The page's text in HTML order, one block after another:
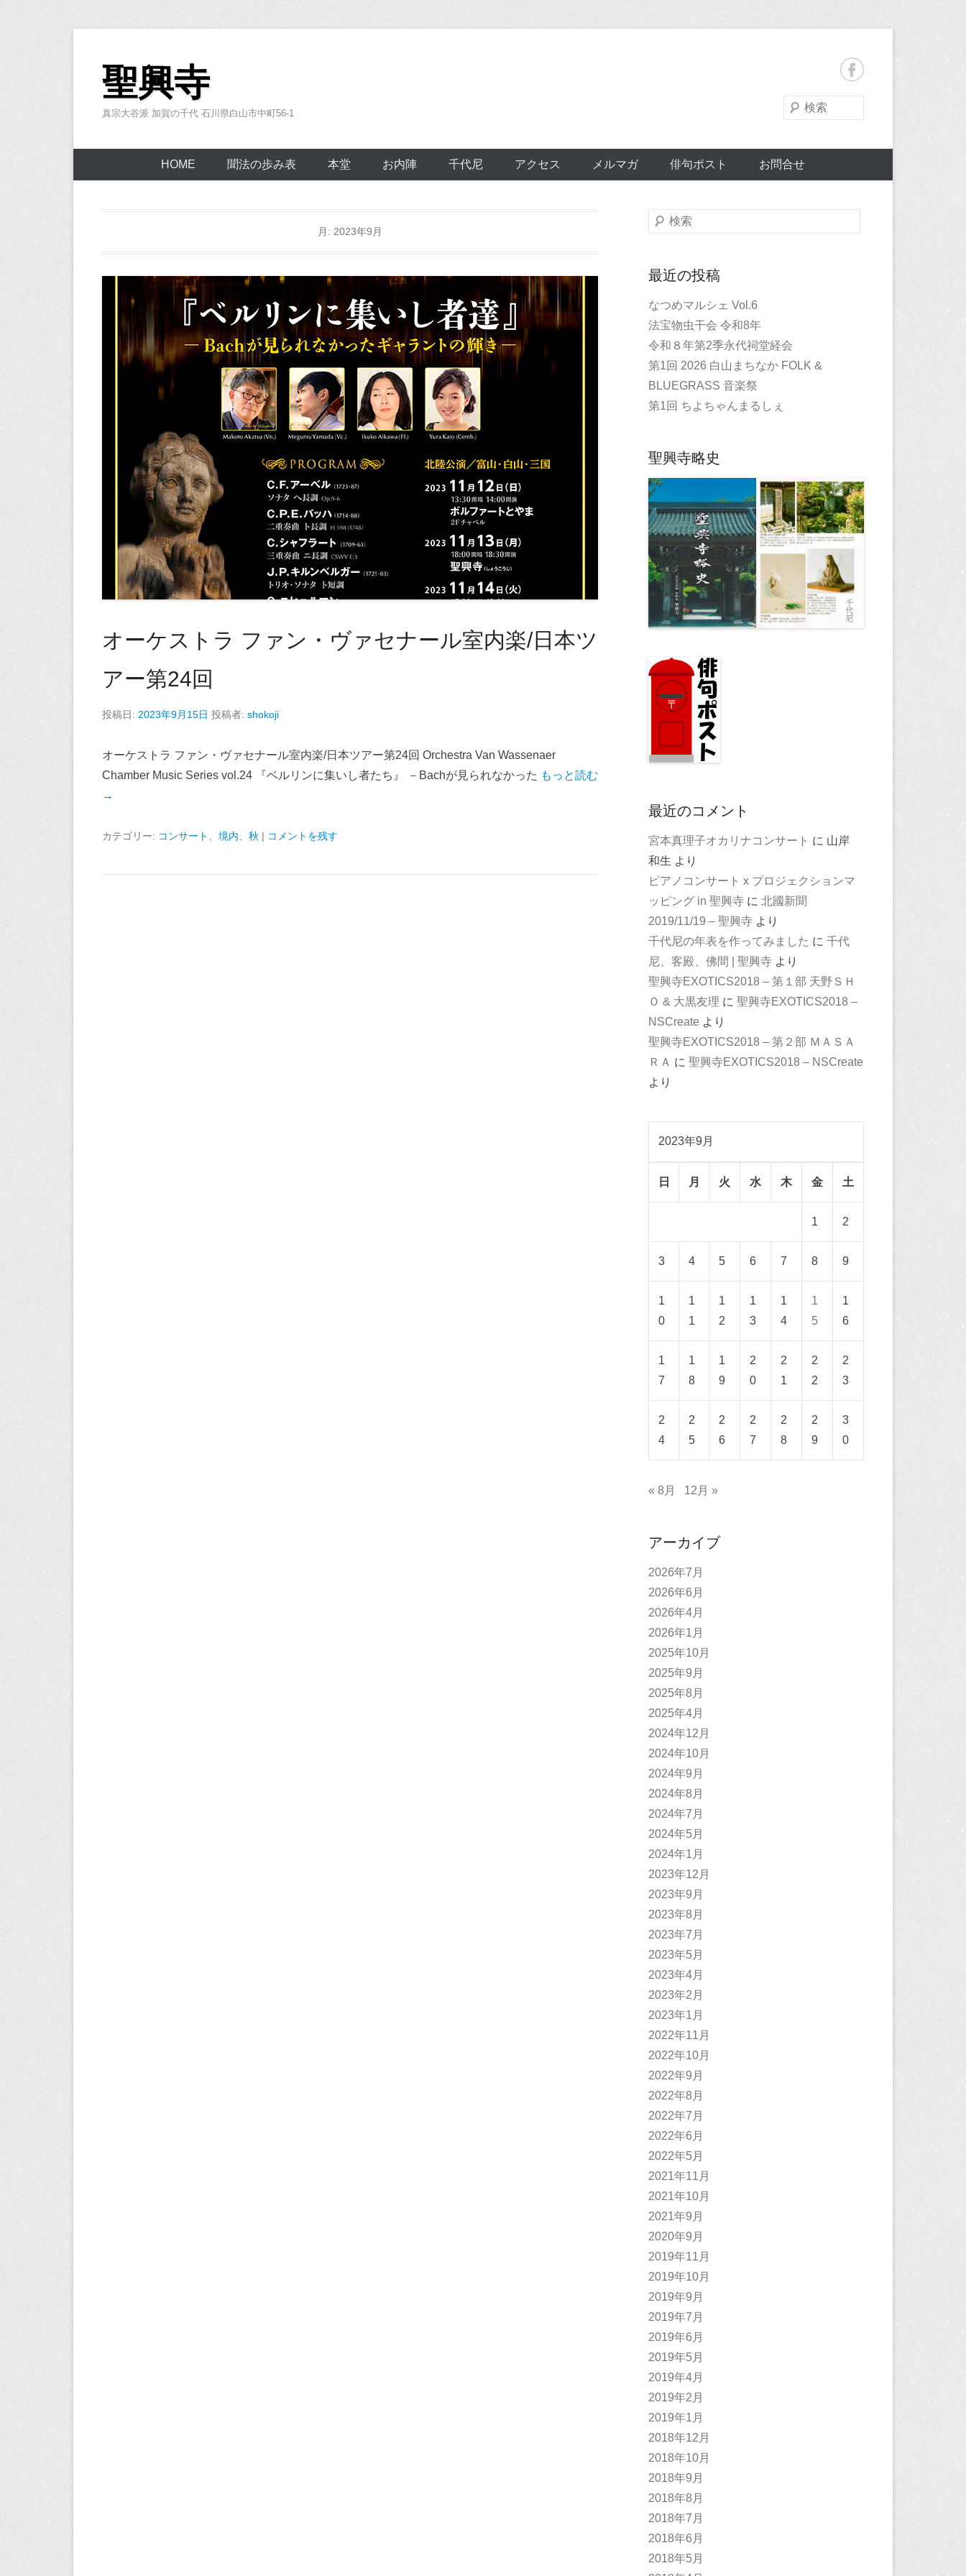
キ
聖興寺
真宗大谷派 加賀の千代 石川県白山市中町56-1
検
索
HOME 聞法の歩み表 本堂 お内陣 千代尼 アクセス メルマガ 俳句ポスト お問合せ
月: 2023年9月
オーケストラ ファン・ヴァセナール室内楽/日本ツ
アー第24回
投稿日: 2023年9月15日 投稿者: shokoji
オーケストラ ファン・ヴァセナール室内楽/日本ツアー第24回 Orchestra Van Wassenaer
Chamber Music Series vol.24 『ベルリンに集いし者たち』 －Bachが見られなかった もっと読む
→
カテゴリー: コンサート 境内 秋 | コメントを残す
検
最近の投稿
なつめマルシェ Vol.6
法宝物虫干会 令和8年
令和８年第2季永代祠堂経会
第1回 2026 白山まちなか FOLK &
BLUEGRASS 音楽祭
第1回 ちよちゃんまるしぇ
聖興寺略史
最近のコメント
宮本真理子オカリナコンサート に 山岸
和生 より
ピアノコンサート x プロジェクションマ
ッピング in 聖興寺 に 北國新聞
2019/11/19 – 聖興寺 より
千代尼の年表を作ってみました に 千代
尼、客殿、佛間 | 聖興寺 より
聖興寺EXOTICS2018 – 第１部 天野ＳＨ
Ｏ & 大黒友理 に 聖興寺EXOTICS2018 –
NSCreate より
聖興寺EXOTICS2018 – 第２部 ＭＡＳＡ
ＲＡ に 聖興寺EXOTICS2018 – NSCreate
より
2023年9月
日 月 火 水 木 金 土
1 2
3 4 5 6 7 8 9
1
0
1
1
1
2
1
3
1
4
1
5
1
6
1
7
1
8
1
9
2
0
2
1
2
2
2
3
2
4
2
5
2
6
2
7
2
8
2
9
3
0
« 8月 12月 »
アーカイブ
2026年7月
2026年6月
2026年4月
2026年1月
2025年10月
2025年9月
2025年8月
2025年4月
2024年12月
2024年10月
2024年9月
2024年8月
2024年7月
2024年5月
2024年1月
2023年12月
2023年9月
2023年8月
2023年7月
2023年5月
2023年4月
2023年2月
2023年1月
2022年11月
2022年10月
2022年9月
2022年8月
2022年7月
2022年6月
2022年5月
2021年11月
2021年10月
2021年9月
2020年9月
2019年11月
2019年10月
2019年9月
2019年7月
2019年6月
2019年5月
2019年4月
2019年2月
2019年1月
2018年12月
2018年10月
2018年9月
2018年8月
2018年7月
2018年6月
2018年5月